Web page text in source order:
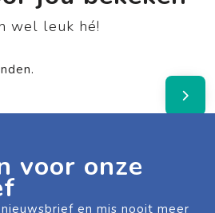
wel leuk hé!
voor onze
en mis nooit meer